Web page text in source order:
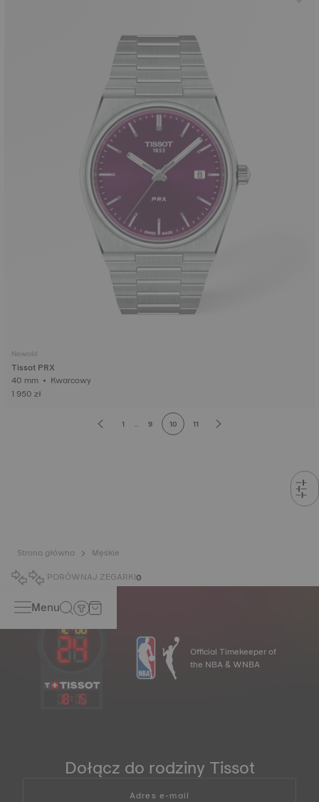
Nowość
Tissot PRX
40 mm • Kwarcowy
1 950 zł
1 ... 9 10 11
Strona główna
Męskie
PORÓWNAJ ZEGARKI0
Menu
18: 15
Official Timekeeper of
the NBA & WNBA
Dołącz do rodziny Tissot
Adres e-mail